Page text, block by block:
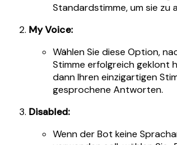
Standardstimme, um sie zu
My Voice:
Wählen Sie diese Option,
Stimme erfolgreich geklont
dann Ihren einzigartigen
gesprochene Antworten.
Disabled:
Wenn der Bot keine